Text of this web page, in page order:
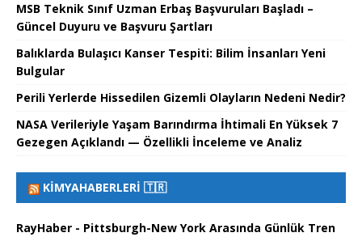
MSB Teknik Sınıf Uzman Erbaş Başvuruları Başladı –
Güncel Duyuru ve Başvuru Şartları
Balıklarda Bulaşıcı Kanser Tespiti: Bilim İnsanları Yeni
Bulgular
Perili Yerlerde Hissedilen Gizemli Olayların Nedeni Nedir?
NASA Verileriyle Yaşam Barındırma İhtimali En Yüksek 7
Gezegen Açıklandı — Özellikli İnceleme ve Analiz
KIMYAHABERLERI 🇹🇷
RayHaber - Pittsburgh-New York Arasında Günlük Tren